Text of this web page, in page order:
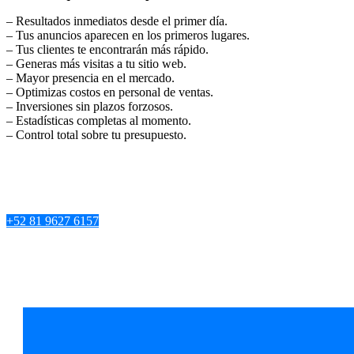
– Resultados inmediatos desde el primer día.
– Tus anuncios aparecen en los primeros lugares.
– Tus clientes te encontrarán más rápido.
– Generas más visitas a tu sitio web.
– Mayor presencia en el mercado.
– Optimizas costos en personal de ventas.
– Inversiones sin plazos forzosos.
– Estadísticas completas al momento.
– Control total sobre tu presupuesto.
+52 81 9627 6157